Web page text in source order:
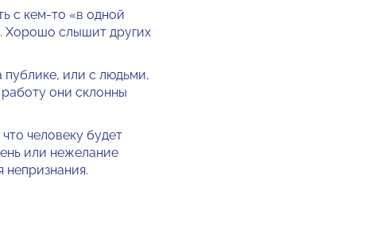
с кем-то «в одной
Хорошо слышит других
публике, или с людьми,
они склонны
человеку будет
или нежелание